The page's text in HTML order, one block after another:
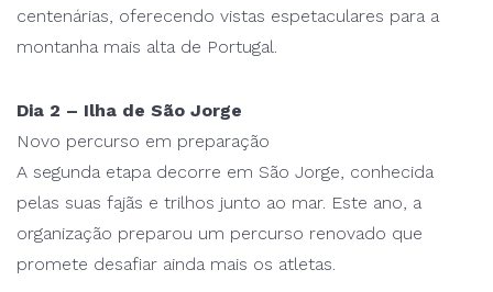
centenárias, oferecendo vistas espetaculares para a
montanha mais alta de Portugal.
Dia 2 – Ilha de São Jorge
Novo percurso em preparação
A segunda etapa decorre em São Jorge, conhecida
pelas suas fajãs e trilhos junto ao mar. Este ano, a
organização preparou um percurso renovado que
promete desafiar ainda mais os atletas.